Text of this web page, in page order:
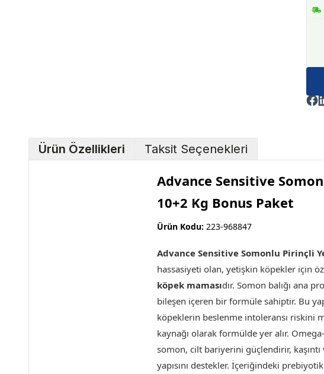
Ürün Özellikleri Taksit Seçenekleri
Advance Sensitive
10+2 Kg Bonus Paket
Ürün Kodu: 223-968847
Advance Sensitive Somonlu Pirinçli
hassasiyeti olan, yetişkin köpekler için
köpek mamasıdır. Somon balığı ana
bileşen içeren bir formüle sahiptir. Bu
köpeklerin beslenme intoleransı riskini
kaynağı olarak formülde yer alır.
somon, cilt bariyerini güçlendirir,
yapısını destekler. İçeriğindeki